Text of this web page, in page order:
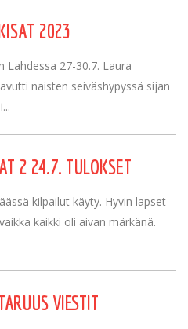
2023
Lahdessa 27-30.7. Laura
naisten seiväshypyssä sijan
2 24.7. TULOKSET
kilpailut käyty. Hyvin lapset
kaikki oli aivan märkänä.
VIESTIT